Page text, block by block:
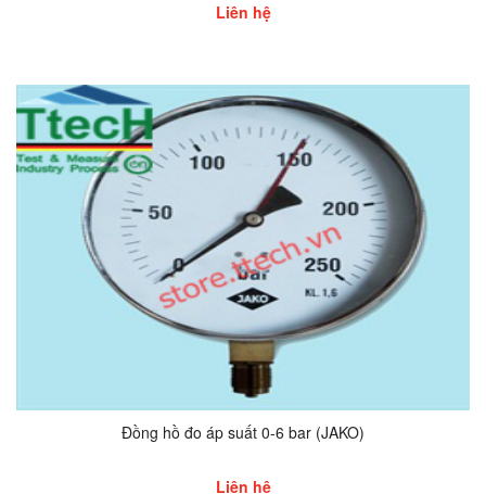
Liên hệ
Đồng hồ đo áp suất 0-6 bar (JAKO)
Liên hệ